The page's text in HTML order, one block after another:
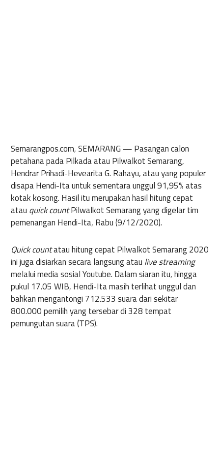
Semarangpos.com, SEMARANG — Pasangan calon
petahana pada Pilkada atau Pilwalkot Semarang,
Hendrar Prihadi-Hevearita G. Rahayu, atau yang populer
disapa Hendi-Ita untuk sementara unggul 91,95% atas
kotak kosong. Hasil itu merupakan hasil hitung cepat
atau quick countPilwalkot Semarang yang digelar tim
pemenangan Hendi-Ita, Rabu (9/12/2020).
Quick countatau hitung cepat Pilwalkot Semarang 2020
ini juga disiarkan secara langsung atau live streaming
melalui media sosial Youtube. Dalam siaran itu, hingga
pukul 17.05 WIB, Hendi-Ita masih terlihat unggul dan
bahkan mengantongi 712.533 suara dari sekitar
800.000 pemilih yang tersebar di 328 tempat
pemungutan suara (TPS).